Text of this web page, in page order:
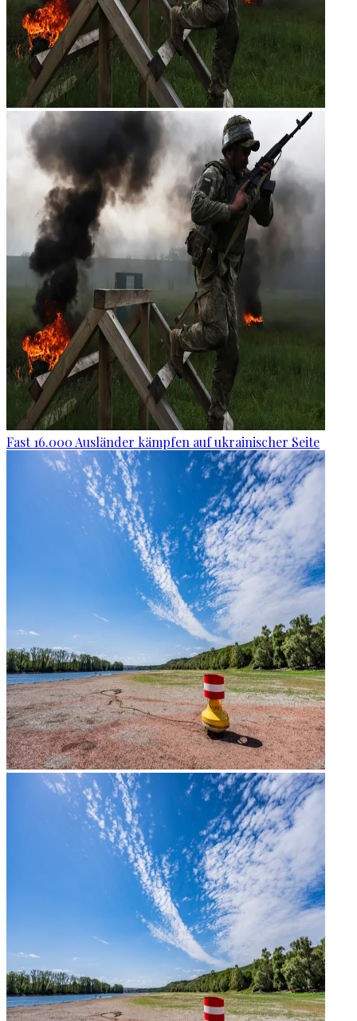
Fast 16.000 Ausländer kämpfen auf ukrainischer Seite